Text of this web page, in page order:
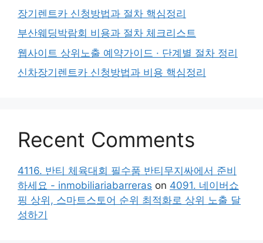
장기렌트카 신청방법과 절차 핵심정리
부산웨딩박람회 비용과 절차 체크리스트
웹사이트 상위노출 예약가이드 · 단계별 절차 정리
신차장기렌트카 신청방법과 비용 핵심정리
Recent Comments
4116. 반티 체육대회 필수품 반티무지싸에서 준비
하세요 - inmobiliariabarreras on 4091. 네이버쇼
핑 상위, 스마트스토어 순위 최적화로 상위 노출 달
성하기